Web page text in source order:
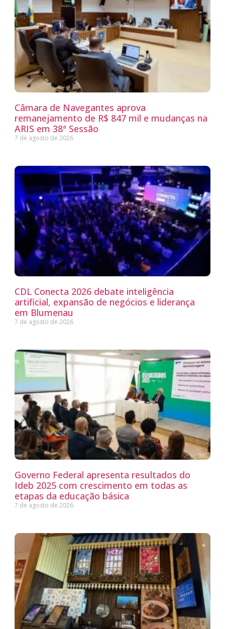
Câmara de Navegantes aprova
remanejamento de R$ 847 mil e mudanças na
ARIS em 38ª Sessão
7 de agosto de 2026
CDL Conecta 2026 debate inteligência
artificial, expansão de negócios e liderança
em Blumenau
7 de agosto de 2026
Governo Federal apresenta resultados do
Ideb 2025 com crescimento em todas as
etapas da educação básica
7 de agosto de 2026